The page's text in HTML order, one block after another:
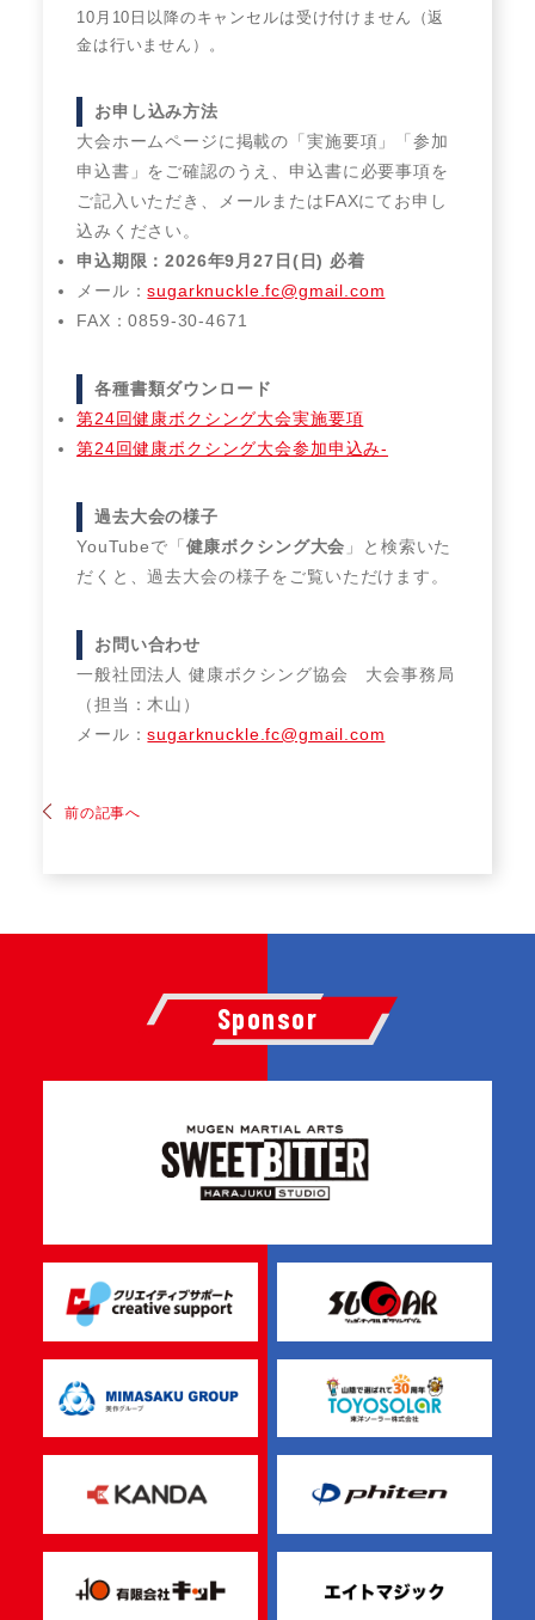
10月10日以降のキャンセルは受け付けません（返
金は行いません）。
お申し込み方法
大会ホームページに掲載の「実施要項」「参加
申込書」をご確認のうえ、申込書に必要事項を
ご記入いただき、メールまたはFAXにてお申し
込みください。
申込期限：2026年9月27日(日) 必着
メール：sugarknuckle.fc@gmail.com
FAX：0859-30-4671
各種書類ダウンロード
第24回健康ボクシング大会実施要項
第24回健康ボクシング⼤会参加申込み-
過去大会の様子
YouTubeで「 健康ボクシング大会 」と検索いた
だくと、過去大会の様子をご覧いただけます。
お問い合わせ
一般社団法人 健康ボクシング協会 大会事務局
（担当：木山）
メール：sugarknuckle.fc@gmail.com
前の記事へ
Sponsor